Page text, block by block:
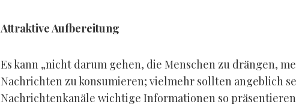
Attraktive Aufbereitung
Es kann „nicht darum gehen, die Menschen zu drängen,
Nachrichten zu konsumieren; vielmehr sollten angeblich
Nachrichtenkanäle wichtige Informationen so